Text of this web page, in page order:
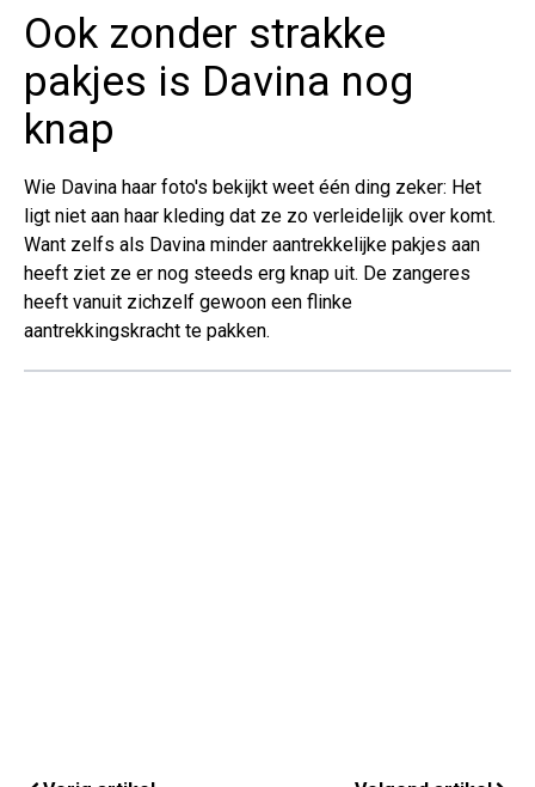
Ook zonder strakke
pakjes is Davina nog
knap
Wie Davina haar foto's bekijkt weet één ding zeker: Het
ligt niet aan haar kleding dat ze zo verleidelijk over komt.
Want zelfs als Davina minder aantrekkelijke pakjes aan
heeft ziet ze er nog steeds erg knap uit. De zangeres
heeft vanuit zichzelf gewoon een flinke
aantrekkingskracht te pakken.